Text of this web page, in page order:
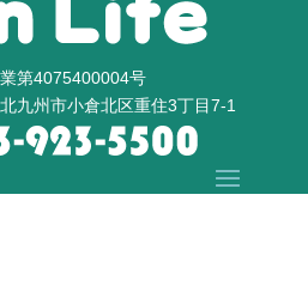
第4075400004号
九州市小倉北区重住3丁目7-1